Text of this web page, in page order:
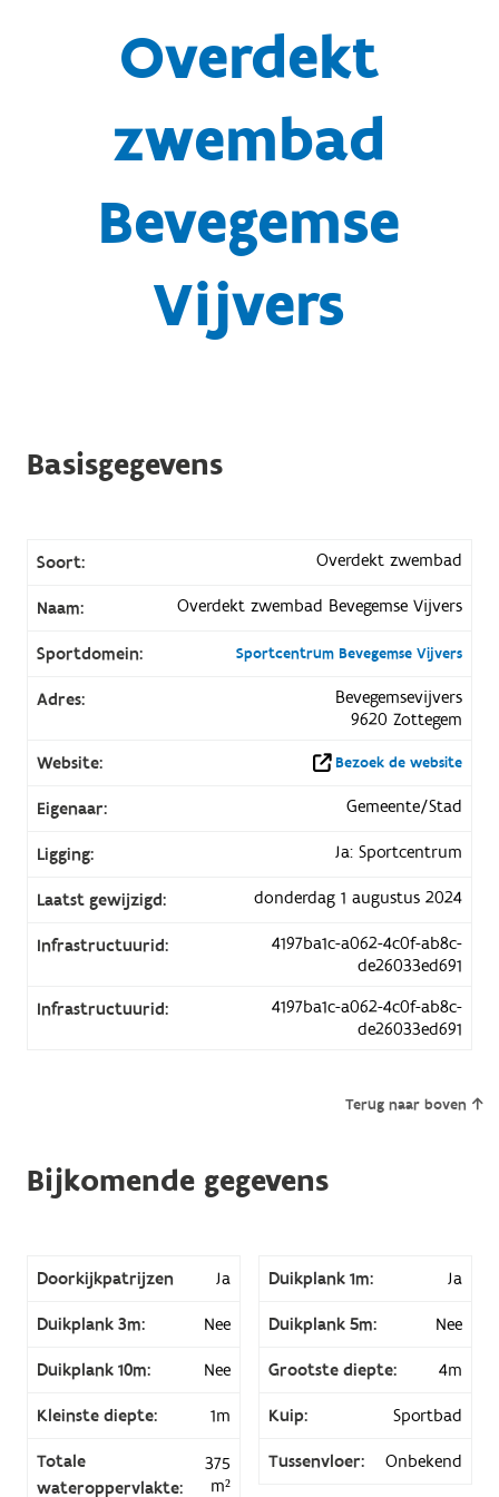
Overdekt
zwembad
Bevegemse
Vijvers
Basisgegevens
Soort: Overdekt zwembad
Naam: Overdekt zwembad Bevegemse Vijvers
Sportdomein: Sportcentrum Bevegemse Vijvers
Adres:
Bevegemsevijvers
9620 Zottegem
Website:
Bezoek de website
Eigenaar: Gemeente/Stad
Ligging: Ja: Sportcentrum
Laatst gewijzigd: donderdag 1 augustus 2024
Infrastructuurid:
4197ba1c-a062-4c0f-ab8c-
de26033ed691
Infrastructuurid:
4197ba1c-a062-4c0f-ab8c-
de26033ed691
Terug naar boven
Bijkomende gegevens
Doorkijkpatrijzen Ja Duikplank 1m: Ja
Duikplank 3m: Nee Duikplank 5m: Nee
Duikplank 10m: Nee Grootste diepte: 4m
Kleinste diepte: 1m Kuip: Sportbad
Totale
wateroppervlakte:
375
m²
Tussenvloer: Onbekend